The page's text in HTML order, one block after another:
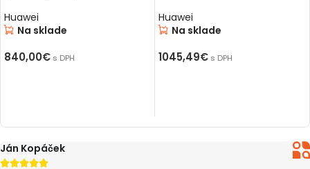
Huawei
Na sklade
840,00€ s DPH
Huawei
Na sklade
1045,49€ s DPH